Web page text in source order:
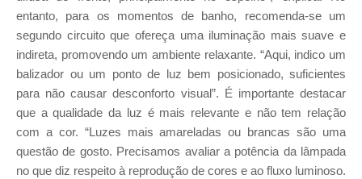
entanto, para os momentos de banho, recomenda-se um
segundo circuito que ofereça uma iluminação mais suave e
indireta, promovendo um ambiente relaxante. “Aqui, indico um
balizador ou um ponto de luz bem posicionado, suficientes
para não causar desconforto visual”. É importante destacar
que a qualidade da luz é mais relevante e não tem relação
com a cor. “Luzes mais amareladas ou brancas são uma
questão de gosto. Precisamos avaliar a potência da lâmpada
no que diz respeito à reprodução de cores e ao fluxo luminoso.